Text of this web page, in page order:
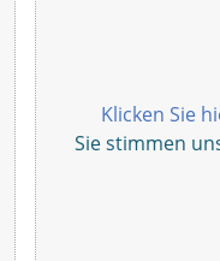
Klicken Sie
Sie stimmen